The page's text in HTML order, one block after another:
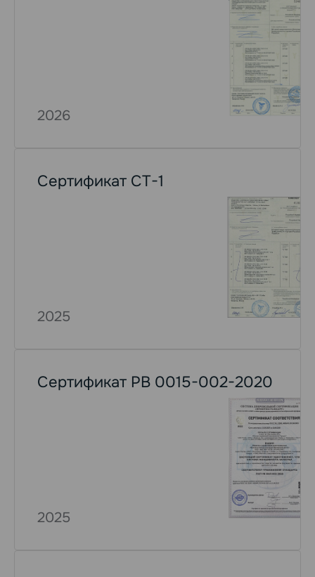
2026
Сертификат СТ-1
2025
Сертификат РВ 0015-002-2020
2025